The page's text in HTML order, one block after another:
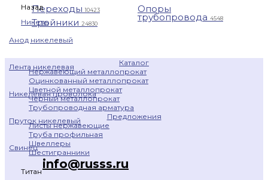
Назад
Никель
Анод никелевый
Лента никелевая
Никелевая проволока
Пруток никелевый
Свинец
Титан
Переходы10423
Тройники 24830
Опоры
трубопровода 4548
Каталог
Нержавеющий металлопрокат
Оцинкованный металлопрокат
Цветной металлопрокат
Черный металлопрокат
Трубопроводная арматура
Предложения
Листы нержавеющие
Труба профильная
Швеллеры
Шестигранники
info@russs.ru